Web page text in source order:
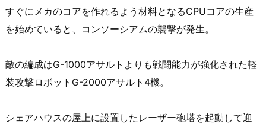
すぐにメカのコアを作れるよう材料となるCPUコアの生産
を始めていると、コンソーシアムの襲撃が発生。
敵の編成はG-1000アサルトよりも戦闘能力が強化された軽
装攻撃ロボットG-2000アサルト4機。
シェアハウスの屋上に設置したレーザー砲塔を起動して迎